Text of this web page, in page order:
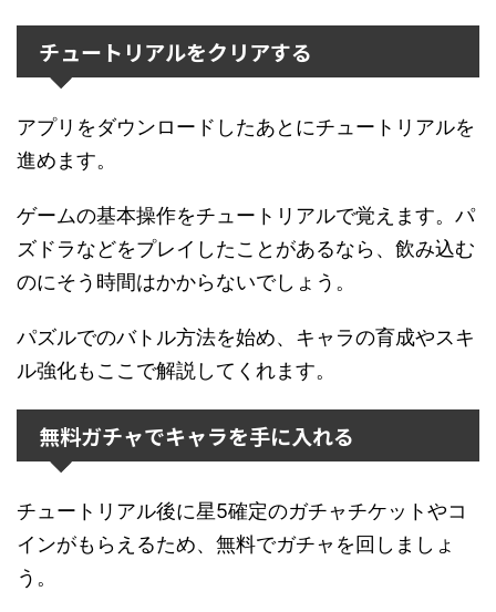
チュートリアルをクリアする
アプリをダウンロードしたあとにチュートリアルを
進めます。
ゲームの基本操作をチュートリアルで覚えます。パ
ズドラなどをプレイしたことがあるなら、飲み込む
のにそう時間はかからないでしょう。
パズルでのバトル方法を始め、キャラの育成やスキ
ル強化もここで解説してくれます。
無料ガチャでキャラを手に入れる
チュートリアル後に星5確定のガチャチケットやコ
インがもらえるため、無料でガチャを回しましょ
う。